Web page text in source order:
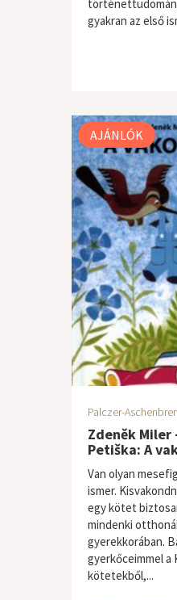
gyakran az első
AJÁNLÓK
Palczer-
Zdeněk Miler
Petiška: A
Van olyan
ismer.
egy kötet
mindenki
gyerekkorában.
gyerkőceimmel a
kötetekből,...